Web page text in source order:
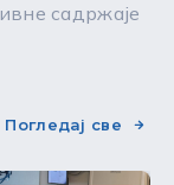
садржаје
Погледај све